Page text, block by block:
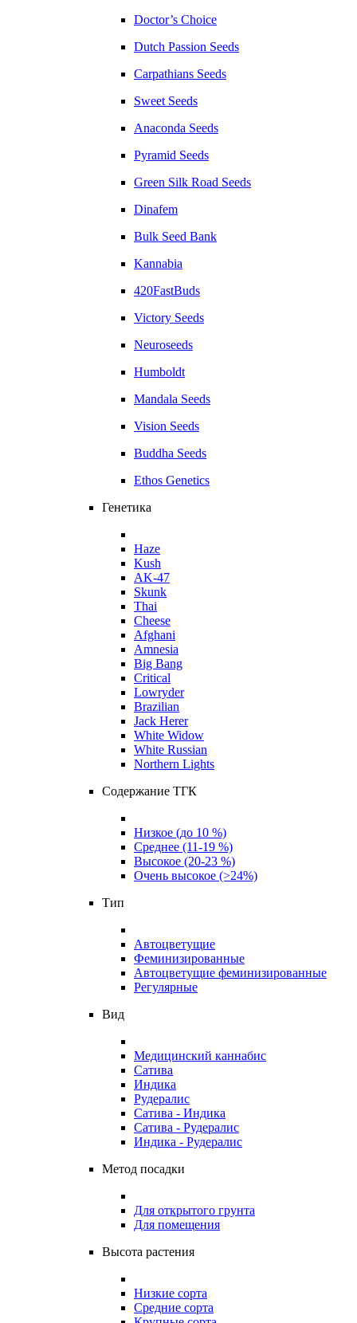
Doctor’s Choice
Dutch Passion Seeds
Carpathians Seeds
Sweet Seeds
Anaconda Seeds
Pyramid Seeds
Green Silk Road Seeds
Dinafem
Bulk Seed Bank
Kannabia
420FastBuds
Victory Seeds
Neuroseeds
Humboldt
Mandala Seeds
Vision Seeds
Buddha Seeds
Ethos Genetics
Генетика
Haze
Kush
AK-47
Skunk
Thai
Cheese
Afghani
Amnesia
Big Bang
Critical
Lowryder
Brazilian
Jack Herer
White Widow
White Russian
Northern Lights
Содержание ТГК
Низкое (до 10 %)
Среднее (11-19 %)
Высокое (20-23 %)
Очень высокое (>24%)
Тип
Автоцветущие
Феминизированные
Автоцветущие феминизированные
Регулярные
Вид
Медицинский каннабис
Сатива
Индика
Рудералис
Сатива - Индика
Сатива - Рудералис
Индика - Рудералис
Метод посадки
Для открытого грунта
Для помещения
Высота растения
Низкие сорта
Средние сорта